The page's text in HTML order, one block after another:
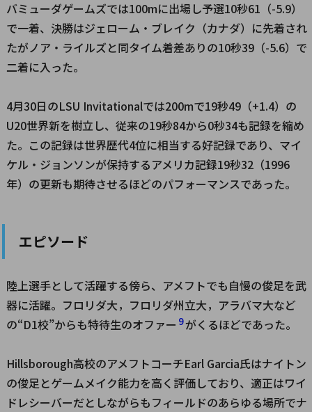
バミューダゲームズでは100mに出場し予選10秒61（-5.9）
で一着、決勝はジェローム・ブレイク（カナダ）に先着され
たがノア・ライルズと同タイム着差ありの10秒39（-5.6）で
二着に入った。
4月30日のLSU Invitationalでは200mで19秒49（+1.4）の
U20世界新を樹立し、従来の19秒84から0秒34も記録を縮め
た。この記録は世界歴代4位に相当する好記録であり、マイ
ケル・ジョンソンが保持するアメリカ記録19秒32（1996
年）の更新も期待させるほどのパフォーマンスであった。
エピソード
陸上選手として活躍する傍ら、アメフトでも自慢の俊足を武
器に活躍。フロリダ大，フロリダ州立大，アラバマ大など
の“D1校”からも特待生のオファー 9がくるほどであった。
Hillsborough高校のアメフトコーチEarl Garcia氏はナイトン
の俊足とゲームメイク能力を高く評価しており、適正はワイ
ドレシーバーだとしながらもフィールドのあらゆる場所でナ